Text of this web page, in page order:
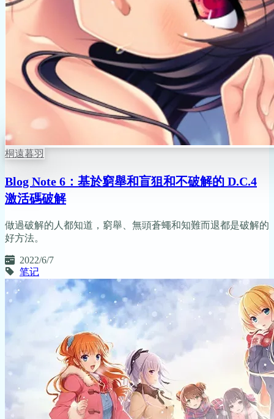
桐遠暮羽
Blog Note 6：基於窮舉和盲狙和不破解的 D.C.4
激活碼破解
做過破解的人都知道，窮舉、無頭蒼蠅和知難而退都是破解的
好方法。
2022/6/7
笔记